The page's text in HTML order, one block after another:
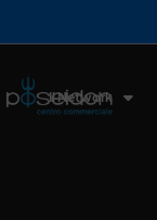
Il Network